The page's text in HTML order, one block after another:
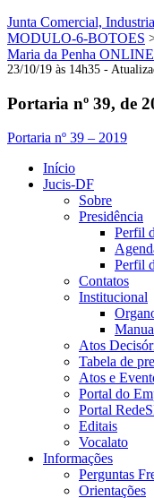
Junta Comercial,
MODULO-6-BOTOES
Maria da Penha ONLINE
23/10/19 às 14h35 -
Portaria nº 39, de
Portaria nº 39 – 2019
Início
Jucis-DF
Sobre
Presidência
Perfil
Perfil
Contatos
Institucional
Atos
Tabela de
Atos e
Portal do
Portal
Editais
Vocalato
Informações
Perguntas
Orientações